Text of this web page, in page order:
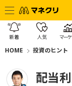
新着 人気 マー
HOME 投資のヒント
配当